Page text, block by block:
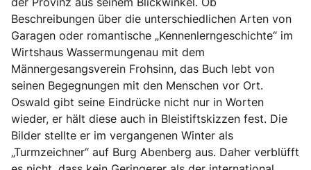
Beschreibungen über die unterschiedlichen Arten von
Garagen oder romantische „Kennenlerngeschichte“ im
Wirtshaus Wassermungenau mit dem
Männergesangsverein Frohsinn, das Buch lebt von
seinen Begegnungen mit den Menschen vor Ort.
Oswald gibt seine Eindrücke nicht nur in Worten
wieder, er hält diese auch in Bleistiftskizzen fest. Die
Bilder stellte er im vergangenen Winter als
„Turmzeichner“ auf Burg Abenberg aus. Daher verblüfft